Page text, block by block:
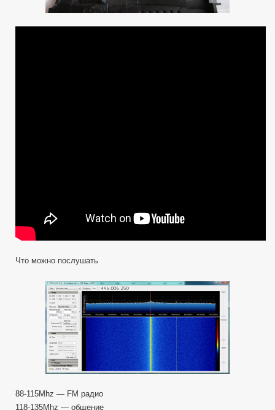
Что можно послушать
88-115Mhz — FM радио
118-135Mhz — общение